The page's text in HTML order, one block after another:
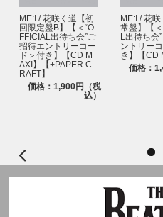
ME:I / 花咲く道【初
回限定盤B】【＜“O
FFICIAL出待ち会”ご
招待エントリーコー
ド＞付き】【CD M
AXI】【+PAPER C
RAFT】
価格：1,900円（税
込）
ME:I / 花
常盤】【
L出待ち会
ントリー
き】【CD
価格：